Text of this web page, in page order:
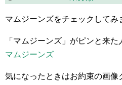
マムジーンズをチェックしてみ
「マムジーンズ」がピンと来
マムジーンズ
気になったときはお約束の画像